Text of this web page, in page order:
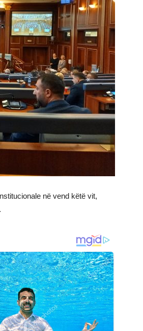
në vend këtë vit,